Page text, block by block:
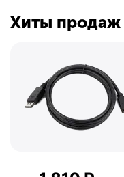
Хиты продаж